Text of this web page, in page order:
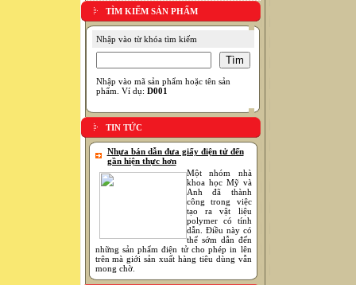
TÌM KIẾM SẢN PHẨM
Nhập vào từ khóa tìm kiếm
Nhập vào mã sản phẩm hoặc tên sản
phẩm. Ví dụ: D001
TIN TỨC
Nhựa bán dẫn đưa giấy điện tử đến
gần hiện thực hơn
Một nhóm nhà
khoa học Mỹ và
Anh đã thành
công trong việc
tạo ra vật liệu
polymer có tính
dẫn. Điều này có
thể sớm dẫn đến
những sản phẩm điện tử cho phép in lên
trên mà giới sản xuất hàng tiêu dùng vẫn
mong chờ.